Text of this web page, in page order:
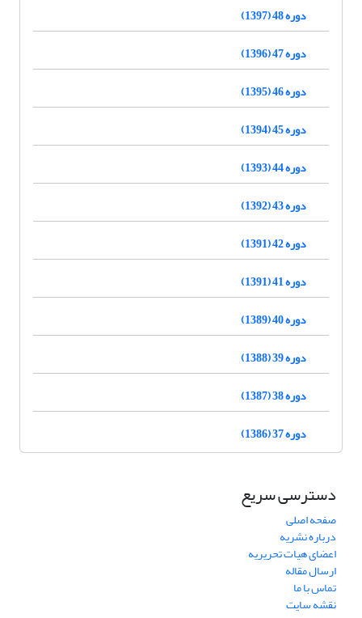
دوره 48 (1397)
دوره 47 (1396)
دوره 46 (1395)
دوره 45 (1394)
دوره 44 (1393)
دوره 43 (1392)
دوره 42 (1391)
دوره 41 (1391)
دوره 40 (1389)
دوره 39 (1388)
دوره 38 (1387)
دوره 37 (1386)
دسترسی سریع
صفحه اصلی
درباره نشریه
اعضای هیات تحریریه
ارسال مقاله
تماس با ما
نقشه سایت